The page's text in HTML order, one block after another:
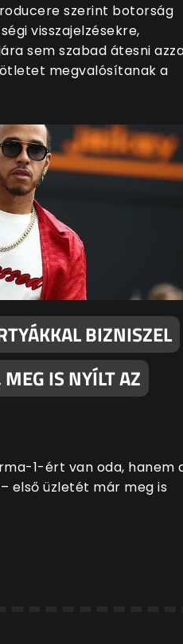
szerint botorság
visszajelzésekre,
sem szabad átesni
megvalósítanak a
BIZNISZEL
IS NYÍLT AZ
1-ért van oda, hanem
első üzletét már meg is